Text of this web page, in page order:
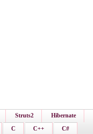
Struts2
Hibernate
C C++
C#